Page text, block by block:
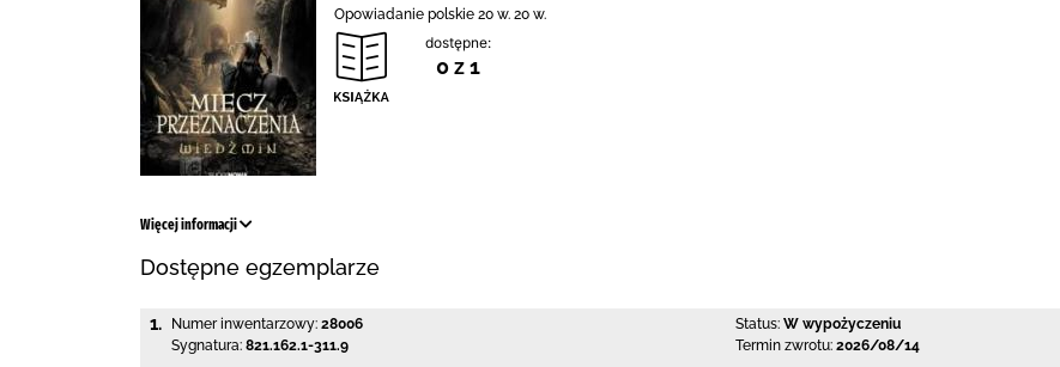
Opowiadanie polskie 20 w. 20 w.
dostępne:
0 z 1
Więcej informacji
Dostępne egzemplarze
1. Numer inwentarzowy: 28006
Sygnatura: 821.162.1-311.9
Status: W wypożyczeniu
Termin zwrotu: 2026/08/14